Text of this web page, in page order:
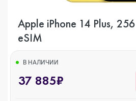
Apple iPhone 14 Plus, 256 ГБ,
eSIM
В НАЛИЧИИ
37 885₽